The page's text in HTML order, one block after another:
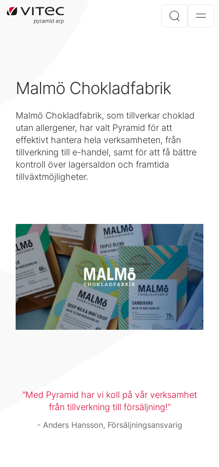
Malmö Chokladfabrik
Malmö Chokladfabrik, som tillverkar choklad
utan allergener, har valt Pyramid för att
effektivt hantera hela verksamheten, från
tillverkning till e-handel, samt för att få bättre
kontroll över lagersaldon och framtida
tillväxtmöjligheter.
Med Pyramid har vi koll på vår verksamhet
från tillverkning till försäljning!
Anders Hansson, Försäljningsansvarig